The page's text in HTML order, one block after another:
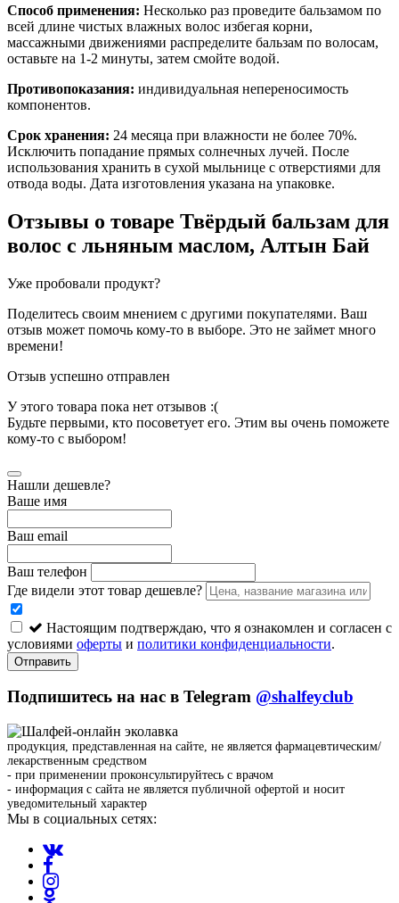
Способ применения: Несколько раз проведите бальзамом по
всей длине чистых влажных волос избегая корни,
массажными движениями распределите бальзам по волосам,
оставьте на 1-2 минуты, затем смойте водой.
Противопоказания: индивидуальная непереносимость
компонентов.
Срок хранения: 24 месяца при влажности не более 70%.
Исключить попадание прямых солнечных лучей. После
использования хранить в сухой мыльнице с отверстиями для
отвода воды. Дата изготовления указана на упаковке.
Отзывы о товаре Твёрдый бальзам для
волос с льняным маслом, Алтын Бай
Уже пробовали продукт?
Поделитесь своим мнением с другими покупателями. Ваш
отзыв может помочь кому-то в выборе. Это не займет много
времени!
Отзыв успешно отправлен
У этого товара пока нет отзывов :(
Будьте первыми, кто посоветует его. Этим вы очень поможете
кому-то с выбором!
Нашли дешевле?
Ваше имя
Ваш email
Ваш телефон
Где видели этот товар дешевле?
Настоящим подтверждаю, что я ознакомлен и согласен с
условиями оферты и политики конфиденциальности.
Отправить
Подпишитесь на нас в Telegram @shalfeyclub
продукция, представленная на сайте, не является фармацевтическим/
лекарственным средством
- при применении проконсультируйтесь с врачом
- информация с сайта не является публичной офертой и носит
уведомительный характер
Мы в социальных сетях: